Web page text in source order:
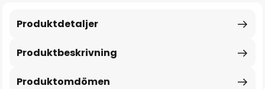
Produktbeskrivning
Produktdetaljer
Produktomdömen